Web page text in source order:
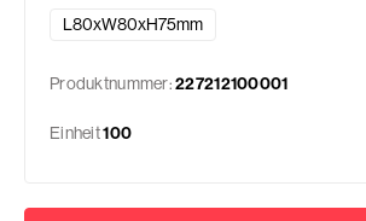
L80xW80xH75mm
Produktnummer:227212100001
Einheit100